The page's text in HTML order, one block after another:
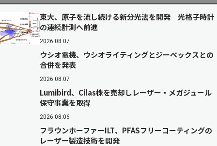
東大、原子を流し続ける新分光法を開発 光格子時計
の連続計測へ前進
2026.08.07
ウシオ電機、ウシオライティングとジーベックスとの
合併を発表
2026.08.07
Lumibird、Cilas株を売却しレーザー・メガジュール
保守事業を取得
2026.08.06
フラウンホーファーILT、PFASフリーコーティングの
レーザー製造技術を開発